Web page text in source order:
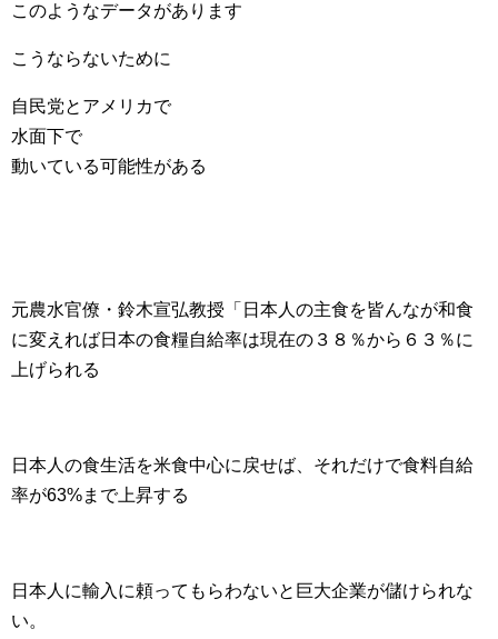
このようなデータがあります
こうならないために
自民党とアメリカで
水面下で
動いている可能性がある
元農水官僚・鈴木宣弘教授「日本人の主食を皆んなが和食
に変えれば日本の食糧自給率は現在の３８％から６３％に
上げられる
日本人の食生活を米食中心に戻せば、それだけで食料自給
率が63%まで上昇する
日本人に輸入に頼ってもらわないと巨大企業が儲けられな
い。